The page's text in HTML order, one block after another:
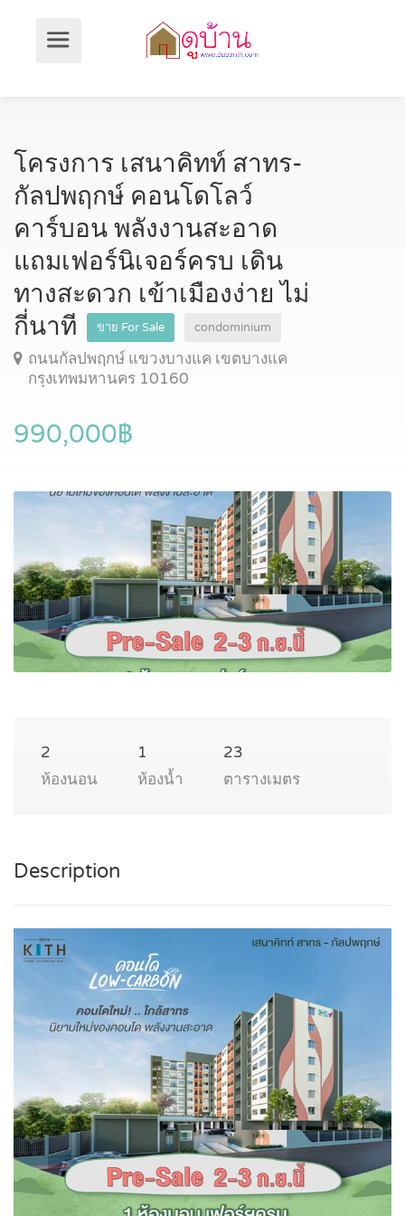
โครงการ เสนาคิทท์ สาทร-
กัลปพฤกษ์ คอนโดโลว์
คาร์บอน พลังงานสะอาด
แถมเฟอร์นิเจอร์ครบ เดิน
ทางสะดวก เข้าเมืองง่าย ไม่
กี่นาที
ขาย For Sale condominium
ถนนกัลปพฤกษ์ แขวงบางแค เขตบางแค
กรุงเทพมหานคร 10160
990,000฿
2
ห้องนอน
1
ห้องน้ำ
23
ตารางเมตร
Description